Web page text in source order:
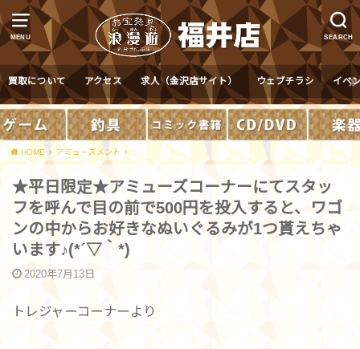
MENU SEARCH
買取について アクセス 求人（金沢店サイト） ウェブチラシ イベ
HOME アミューズメント
★平日限定★アミューズコーナーにてスタッ
フを呼んで目の前で500円を投入すると、ワゴ
ンの中からお好きなぬいぐるみが1つ貰えちゃ
います♪(*´▽｀*)
2020年7月13日
トレジャーコーナーより